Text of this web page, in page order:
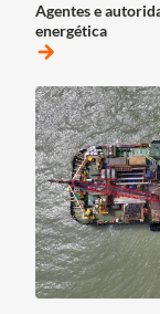
Agentes e
energética
arrow_forward